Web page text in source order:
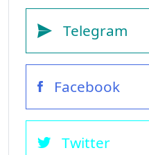
Telegram
Facebook
Twitter